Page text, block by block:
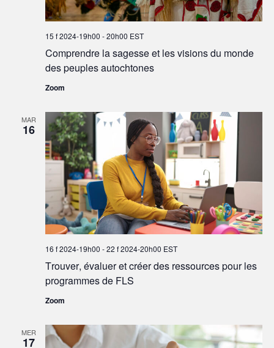
Comprendre la sagesse et les visions du monde
des peuples autochtones
15 f 2024-19h00 -20h00 EST
Zoom
MAR
16
Trouver, évaluer et créer des ressources pour les
programmes de FLS
16 f 2024-19h00 -22 f 2024-20h00 EST
Zoom
MER
17